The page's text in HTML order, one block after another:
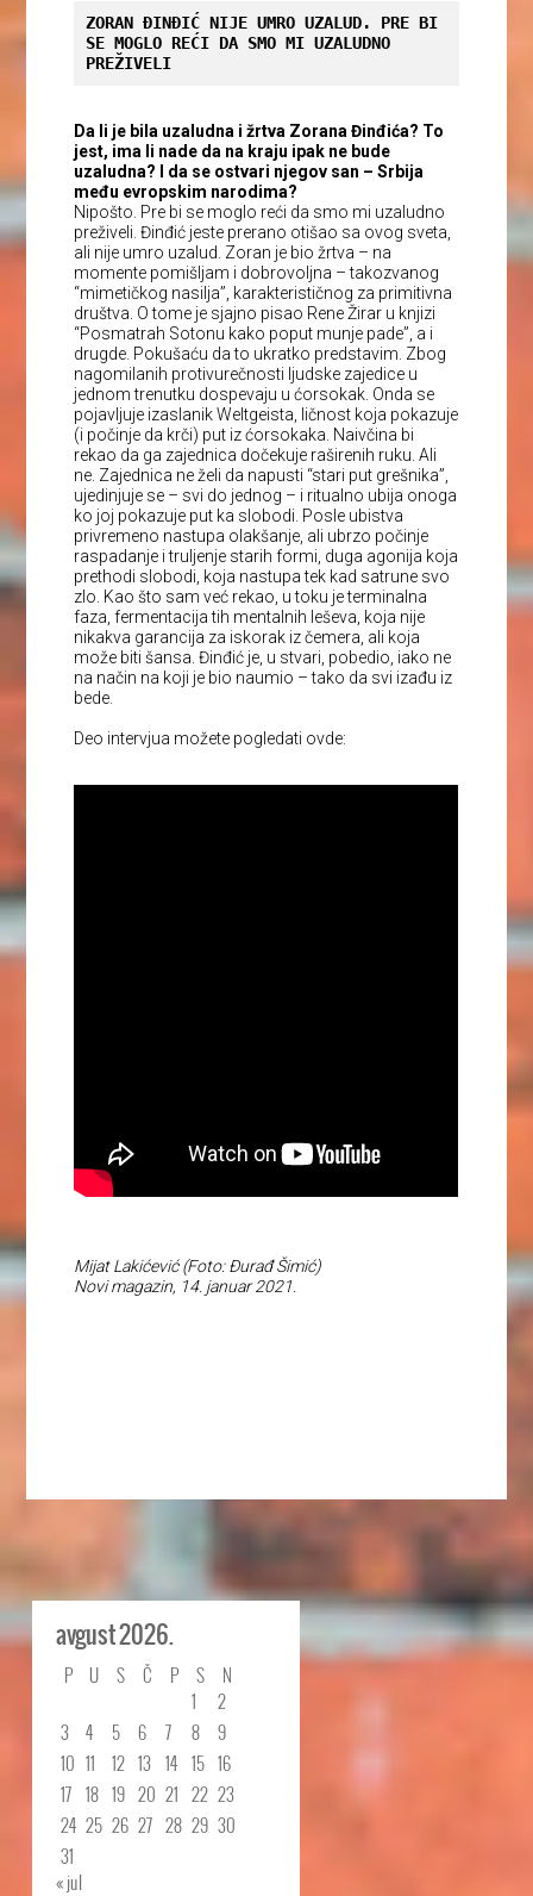
ZORAN ĐINĐIĆ NIJE UMRO UZALUD. PRE BI
SE MOGLO REĆI DA SMO MI UZALUDNO
PREŽIVELI
Da li je bila uzaludna i žrtva Zorana Đinđića? To
jest, ima li nade da na kraju ipak ne bude
uzaludna? I da se ostvari njegov san – Srbija
među evropskim narodima?
Nipošto. Pre bi se moglo reći da smo mi uzaludno
preživeli. Đinđić jeste prerano otišao sa ovog sveta,
ali nije umro uzalud. Zoran je bio žrtva – na
momente pomišljam i dobrovoljna – takozvanog
“mimetičkog nasilja”, karakterističnog za primitivna
društva. O tome je sjajno pisao Rene Žirar u knjizi
“Posmatrah Sotonu kako poput munje pade”, a i
drugde. Pokušaću da to ukratko predstavim. Zbog
nagomilanih protivurečnosti ljudske zajedice u
jednom trenutku dospevaju u ćorsokak. Onda se
pojavljuje izaslanik Weltgeista, ličnost koja pokazuje
(i počinje da krči) put iz ćorsokaka. Naivčina bi
rekao da ga zajednica dočekuje raširenih ruku. Ali
ne. Zajednica ne želi da napusti “stari put grešnika”,
ujedinjuje se – svi do jednog – i ritualno ubija onoga
ko joj pokazuje put ka slobodi. Posle ubistva
privremeno nastupa olakšanje, ali ubrzo počinje
raspadanje i truljenje starih formi, duga agonija koja
prethodi slobodi, koja nastupa tek kad satrune svo
zlo. Kao što sam već rekao, u toku je terminalna
faza, fermentacija tih mentalnih leševa, koja nije
nikakva garancija za iskorak iz čemera, ali koja
može biti šansa. Đinđić je, u stvari, pobedio, iako ne
na način na koji je bio naumio – tako da svi izađu iz
bede.
Deo intervjua možete pogledati ovde:
Mijat Lakićević (Foto: Đurađ Šimić)
Novi magazin, 14. januar 2021.
avgust 2026.
P U S Č P S
N
1
2
3
4 5 6 7 8
9
10 11 12 13 14 15 16
17 18 19 20 21 22 23
24 25 26 27 28 29 30
31
« jul